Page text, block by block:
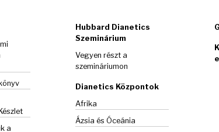
Készlet
a
Hubbard Dianetics
Szeminárium
Vegyen részt a
szemináriumon
Dianetics Központok
Afrika
Ázsia és Óceánia